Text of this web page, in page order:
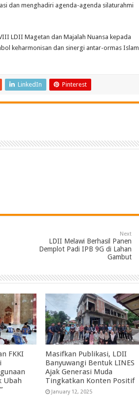
dan menghadiri agenda-agenda silaturahmi
LDII Magetan dan Majalah Nuansa kepada
keharmonisan dan sinergi antar-ormas Islam
LinkedIn Pinterest
Next
LDII Melawi Berhasil Panen
Demplot Padi IPB 9G di Lahan
Gambut
FKKI
Ubah
Masifkan Publikasi, LDII
Banyuwangi Bentuk LINES
Ajak Generasi Muda
Tingkatkan Konten Positif
January 12, 2025